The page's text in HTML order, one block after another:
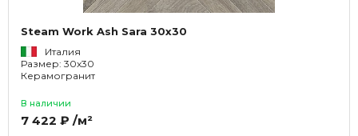
Steam Work Ash Sara 30x30
Италия
Размер: 30x30
Керамогранит
В наличии
7 422 ₽ /м²